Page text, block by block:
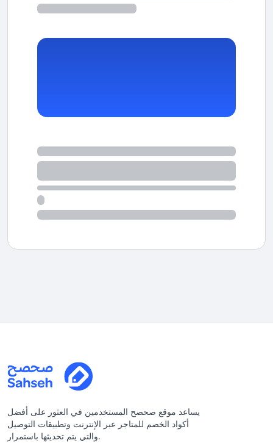
يساعد موقع صحصح المستخدمين في العثور على أفضل
أكواد الخصم للمتاجر عبر الإنترنت وتطبيقات التوصيل
والتي يتم تحديثها باستمرار.